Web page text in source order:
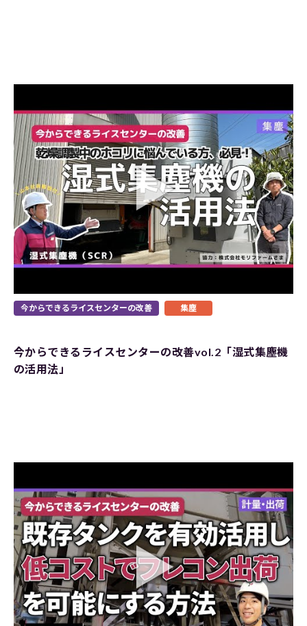
今からできるライスセンターの改善 集塵
今からできるライスセンターの改善vol.2「湿式集塵機
の活用法」